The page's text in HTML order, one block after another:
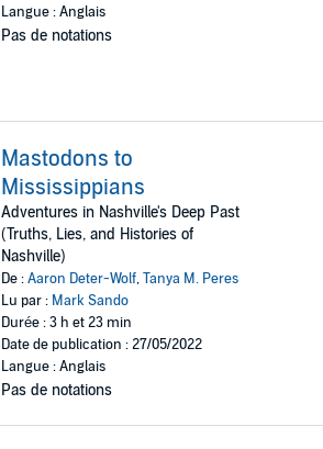
Langue : Anglais
Pas de notations
Mastodons to
Mississippians
Adventures in Nashville's Deep Past
(Truths, Lies, and Histories of
Nashville)
De :Aaron Deter-Wolf,Tanya M. Peres
Lu par : Mark Sando
Durée : 3 h et 23 min
Date de publication : 27/05/2022
Langue : Anglais
Pas de notations